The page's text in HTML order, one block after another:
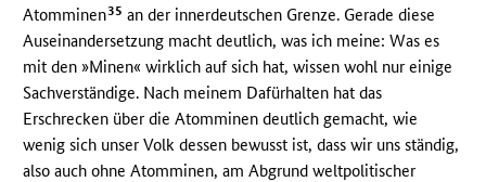
Atomminen35 an der innerdeutschen Grenze. Gerade diese
Auseinandersetzung macht deutlich, was ich meine: Was es
mit den »Minen« wirklich auf sich hat, wissen wohl nur einige
Sachverständige. Nach meinem Dafürhalten hat das
Erschrecken über die Atomminen deutlich gemacht, wie
wenig sich unser Volk dessen bewusst ist, dass wir uns ständig,
also auch ohne Atomminen, am Abgrund weltpolitischer